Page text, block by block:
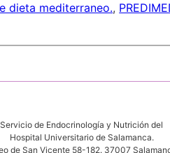
dieta mediterraneo.,
Servicio de Endocrinología y Nutrición del
Hospital Universitario de Salamanca.
de San Vicente 58-182. 37007